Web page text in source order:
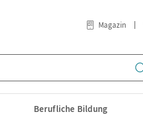
Magazin
Berufliche Bildung